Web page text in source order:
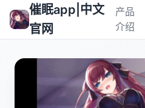
催眠app|中文
官网
产品
介绍